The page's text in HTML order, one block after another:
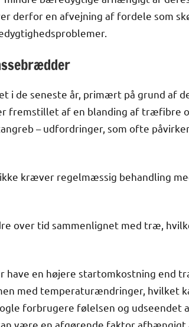
en afvejning af fordele som
i de seneste år, primært på grund af
fremstillet af en blanding af træfibre
– udfordringer, som ofte
kræver regelmæssig behandling
over tid sammenlignet med træ,
have en højere startomkostning end
med temperaturændringer, hvilket
forbrugere følelsen og udseendet